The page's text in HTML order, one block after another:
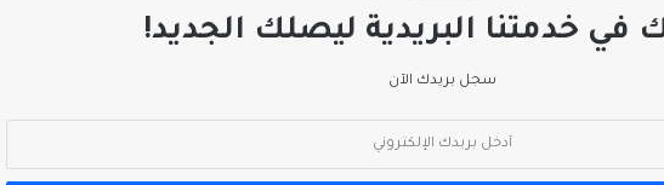
في خدمتنا البريدية ليصلك الجديد!
سجل بريدك الآن